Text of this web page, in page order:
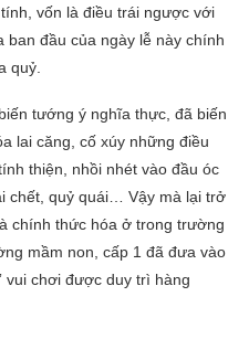
vốn là điều trái ngược với
ban đầu của ngày lễ này chính
quỷ.
tướng ý nghĩa thực, đã biến
lai căng, cố xúy những điều
thiện, nhồi nhét vào đầu óc
chết, quỷ quái… Vậy mà lại trở
chính thức hóa ở trong trường
mầm non, cấp 1 đã đưa vào
vui chơi được duy trì hàng